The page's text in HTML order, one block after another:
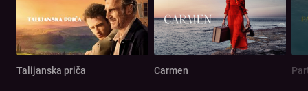
Talijanska priča Carmen